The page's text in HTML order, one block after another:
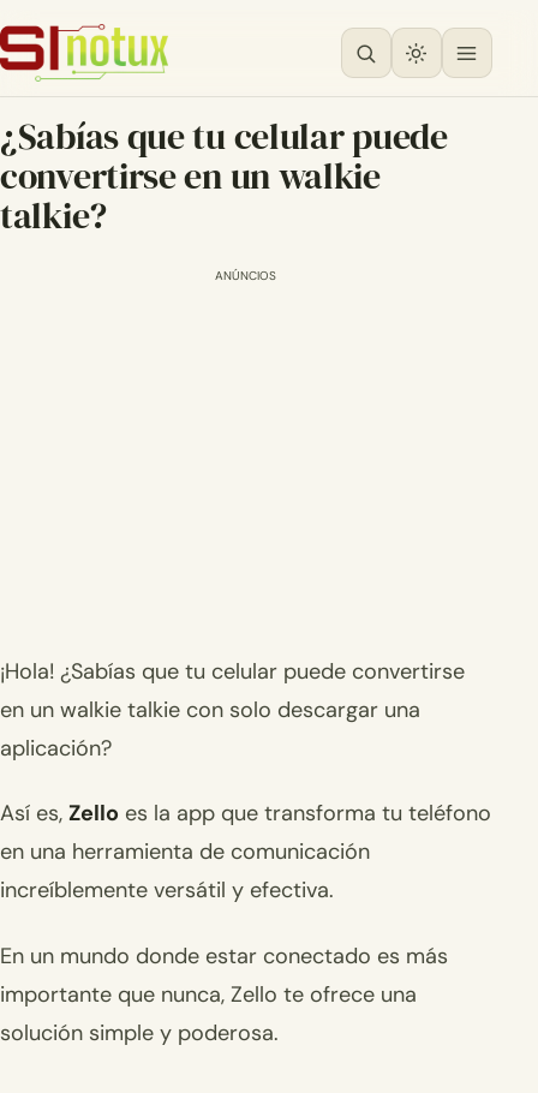
¿Sabías que tu celular puede
convertirse en un walkie
talkie?
ANÚNCIOS
¡Hola! ¿Sabías que tu celular puede convertirse
en un walkie talkie con solo descargar una
aplicación?
Así es, Zello es la app que transforma tu teléfono
en una herramienta de comunicación
increíblemente versátil y efectiva.
En un mundo donde estar conectado es más
importante que nunca, Zello te ofrece una
solución simple y poderosa.